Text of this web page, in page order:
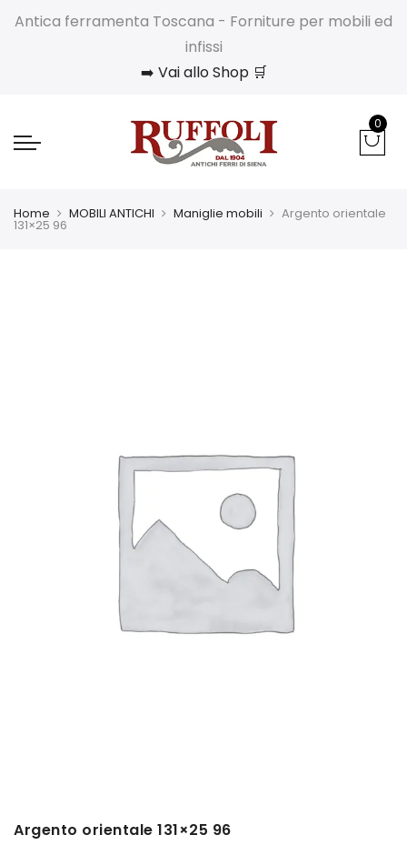
Antica ferramenta Toscana - Forniture per mobili ed
infissi
➡️ Vai allo Shop 🛒
0
Home MOBILI ANTICHI Maniglie mobili Argento orientale
131×25 96
Argento orientale 131×25 96